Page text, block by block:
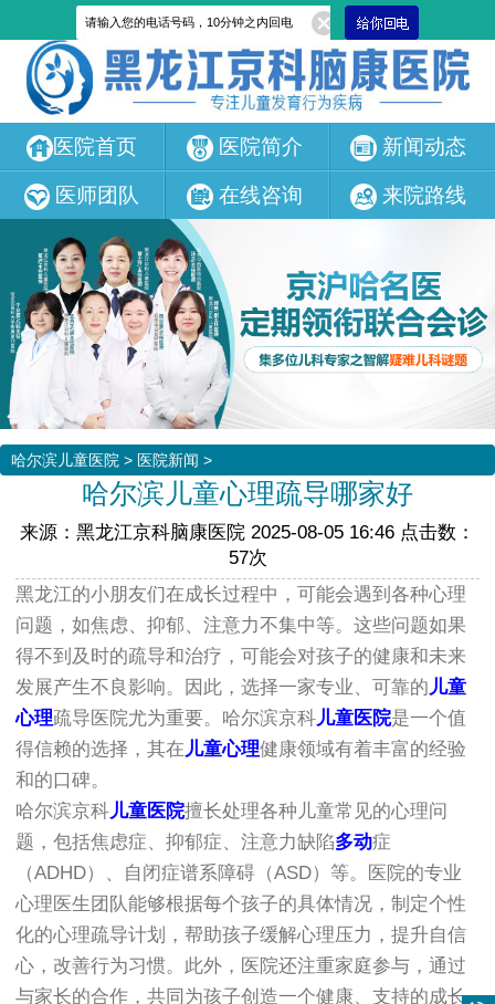
医院首页 医院简介 新闻动态
医师团队 在线咨询 来院路线
哈尔滨儿童医院 > 医院新闻 >
哈尔滨儿童心理疏导哪家好
来源：黑龙江京科脑康医院 2025-08-05 16:46 点击数：
57次
黑龙江的小朋友们在成长过程中，可能会遇到各种心理
问题，如焦虑、抑郁、注意力不集中等。这些问题如果
得不到及时的疏导和治疗，可能会对孩子的健康和未来
发展产生不良影响。因此，选择一家专业、可靠的 儿童
心理疏导医院尤为重要。哈尔滨京科儿童医院是一个值
得信赖的选择，其在 儿童心理健康领域有着丰富的经验
和的口碑。
哈尔滨京科儿童医院擅长处理各种儿童常见的心理问
题，包括焦虑症、抑郁症、注意力缺陷多动症
（ADHD）、自闭症谱系障碍（ASD）等。医院的专业
心理医生团队能够根据每个孩子的具体情况，制定个性
化的心理疏导计划，帮助孩子缓解心理压力，提升自信
心，改善行为习惯。此外，医院还注重家庭参与，通过
与家长的合作，共同为孩子创造一个健康、支持的成长